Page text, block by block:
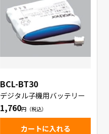
BCL-BT30
デジタル子機用バッテリー
1,760
カートに入れる